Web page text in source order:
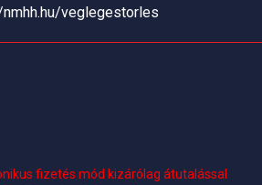
veglegestorles
fizetés mód kizárólag átutalással